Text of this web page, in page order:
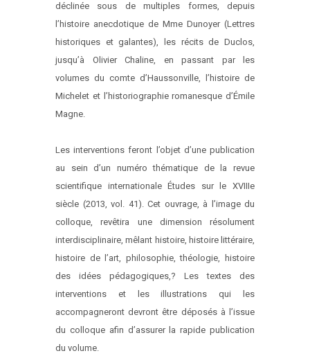
déclinée sous de multiples formes, depuis
l’histoire anecdotique de Mme Dunoyer (Lettres
historiques et galantes), les récits de Duclos,
jusqu’à Olivier Chaline, en passant par les
volumes du comte d’Haussonville, l’histoire de
Michelet et l’historiographie romanesque d’Émile
Magne.
Les interventions feront l’objet d’une publication
au sein d’un numéro thématique de la revue
scientifique internationale Études sur le XVIIIe
siècle (2013, vol. 41). Cet ouvrage, à l’image du
colloque, revêtira une dimension résolument
interdisciplinaire, mêlant histoire, histoire littéraire,
histoire de l’art, philosophie, théologie, histoire
des idées pédagogiques,? Les textes des
interventions et les illustrations qui les
accompagneront devront être déposés à l’issue
du colloque afin d’assurer la rapide publication
du volume.